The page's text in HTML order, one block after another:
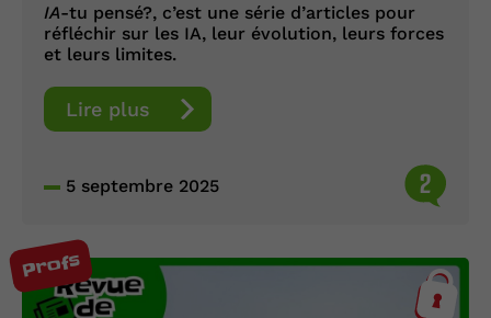
IA-tu pensé?, c’est une série d’articles pour
réfléchir sur les IA, leur évolution, leurs forces
et leurs limites.
Lire plus
5 septembre 2025 2
Profs